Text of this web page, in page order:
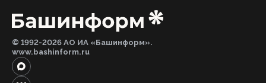
© 1992-2026 АО ИА «Башинформ».
www.bashinform.ru